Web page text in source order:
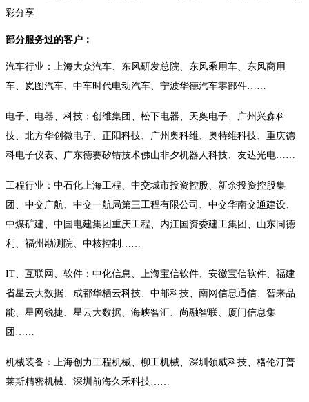
彩分享
部分服务过的客户：
汽车行业：上海大众汽车、东风研发总院、东风乘用车、东风商用
车、岚图汽车、中车时代电动汽车、宁波华德汽车零部件……
电子、电器、科技：创维集团、松下电器、天奥电子、广州兴森科
技、北方华创微电子、正阳科技、广州奥科维、奥特维科技、重庆德
科电子仪表、广东德赛矽错技术佛山非夕机器人科技、友达光电……
工程行业：中石化上海工程、中交城市投资控股、新余投资控股集
团、中交广航、中交一航局第三工程有限公司、中交华南交通建设、
中煤矿建、中国电建集团重庆工程、内江国资委建工集团、山东同德
利、福州勘测院、中核控制……
IT、互联网、软件：中化信息、上海宝信软件、安徽宝信软件、福建
省星云大数据、成都华栖云科技、中邮科技、南网信息通信、智来品
能、星网锐捷、星云大数据、海峡智汇、尚融智联、厦门信息集
团……
机械装备：上海创力工程机械、柳工机械、深圳领威科技、格伦汀普
莱斯精密机械、深圳前海久禾科技……